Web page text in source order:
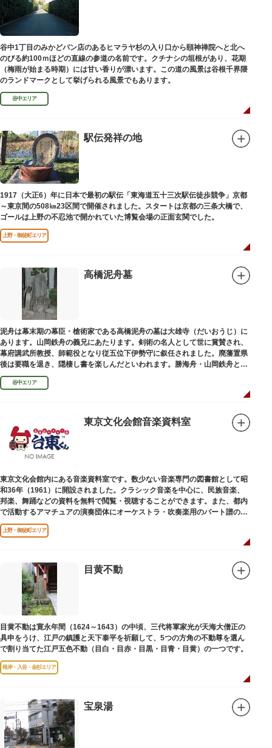
谷中1丁目のみかどパン店のあるヒマラヤ杉の入り口から頤神禅院へと北へ
のびる約100ｍほどの直線の参道の名前です。クチナシの垣根があり、花期
（梅雨が始まる時期）には甘い香りが漂います。この道の風景は谷根千界隈
のランドマークとして挙げられる風景でもあります。
谷中エリア
駅伝発祥の地
1917（大正6）年に日本で最初の駅伝「東海道五十三次駅伝徒歩競争」京都
～東京間の508㎞23区間で開催されました。スタートは京都の三条大橋で、
ゴールは上野の不忍池で開かれていた博覧会場の正面玄関でした。
上野・御徒町エリア
高橋泥舟墓
泥舟は幕末期の幕臣・槍術家である高橋泥舟の墓は大雄寺（だいおうじ）に
あります。山岡鉄舟の義兄にあたります。剣術の名人として世に賞賛され、
幕府講武所教授、師範役となり従五位下伊勢守に叙任されました。廃藩置県
後は要職を退き、隠棲し書を楽しんだといわれます。勝海舟・山岡鉄舟と共
に幕末の三舟といわれています。
谷中エリア
東京文化会館音楽資料室
東京文化会館内にある音楽資料室です。数少ない音楽専門の図書館として昭
和36年（1961）に開設されました。クラシック音楽を中心に、民族音楽、
邦楽、舞踊などの資料を無料で閲覧・視聴することができます。また、都内
で活動するアマチュアの演奏団体にオーケストラ・吹奏楽用のパート譜の館
外貸出も行っています。
上野・御徒町エリア
目黄不動
目黄不動は寛永年間（1624～1643）の中頃、三代将軍家光が天海大僧正の
具申をうけ、江戸の鎮護と天下泰平を祈願して、5つの方角の不動尊を選ん
で割り当てた江戸五色不動（目白・目赤・目黒・目青・目黄）の一つです。
根岸・入谷・金杉エリア
宝泉湯